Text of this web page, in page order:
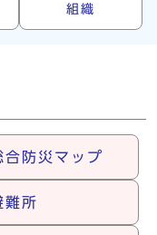
組織
合防災マップ
難所